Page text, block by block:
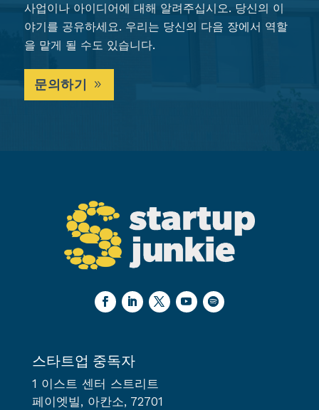
사업이나 아이디어에 대해 알려주십시오. 당신의 이
야기를 공유하세요. 우리는 당신의 다음 장에서 역할
을 맡게 될 수도 있습니다.
문의하기
스타트업 중독자
1 이스트 센터 스트리트
페이엣빌, 아칸소, 72701